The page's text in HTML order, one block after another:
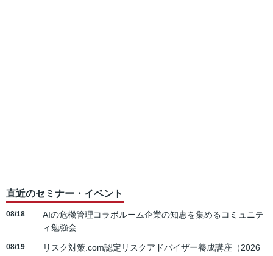
直近のセミナー・イベント
08/18
AIの危機管理コラボルーム企業の知恵を集めるコミュニテ
ィ勉強会
08/19
リスク対策.com認定リスクアドバイザー養成講座（2026